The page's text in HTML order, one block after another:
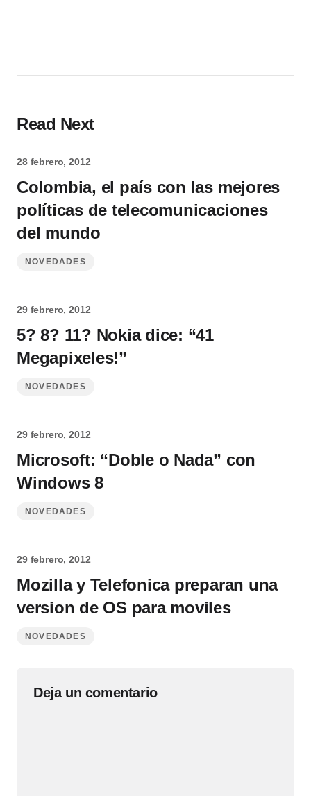
Read Next
28 febrero, 2012
Colombia, el país con las mejores
políticas de telecomunicaciones
del mundo
NOVEDADES
29 febrero, 2012
5? 8? 11? Nokia dice: “41
Megapixeles!”
NOVEDADES
29 febrero, 2012
Microsoft: “Doble o Nada” con
Windows 8
NOVEDADES
29 febrero, 2012
Mozilla y Telefonica preparan una
version de OS para moviles
NOVEDADES
Deja un comentario